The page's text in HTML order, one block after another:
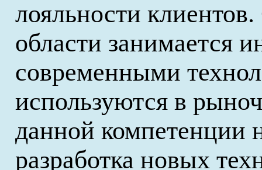
лояльности
области занимается
современными
используются в
данной компетенции
разработка новых